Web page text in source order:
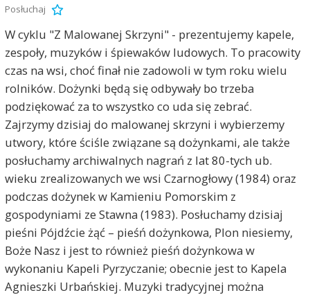
Posłuchaj
W cyklu "Z Malowanej Skrzyni" - prezentujemy kapele,
zespoły, muzyków i śpiewaków ludowych. To pracowity
czas na wsi, choć finał nie zadowoli w tym roku wielu
rolników. Dożynki będą się odbywały bo trzeba
podziękować za to wszystko co uda się zebrać.
Zajrzymy dzisiaj do malowanej skrzyni i wybierzemy
utwory, które ściśle związane są dożynkami, ale także
posłuchamy archiwalnych nagrań z lat 80-tych ub.
wieku zrealizowanych we wsi Czarnogłowy (1984) oraz
podczas dożynek w Kamieniu Pomorskim z
gospodyniami ze Stawna (1983). Posłuchamy dzisiaj
pieśni Pójdźcie żąć – pieśń dożynkowa, Plon niesiemy,
Boże Nasz i jest to również pieśń dożynkowa w
wykonaniu Kapeli Pyrzyczanie; obecnie jest to Kapela
Agnieszki Urbańskiej. Muzyki tradycyjnej można